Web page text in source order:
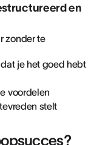
en
zonder te
je het goed hebt
voordelen
stelt